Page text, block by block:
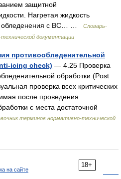
защитной
Нагретая жидкость
обледенения с ВС… …
Словарь-
документации
противообледенительной
icing check) — 4.25 Проверка
обработки (Post
проверка всех критических
после проведения
с места достаточной
терминов нормативно-технической
18+
на сайте